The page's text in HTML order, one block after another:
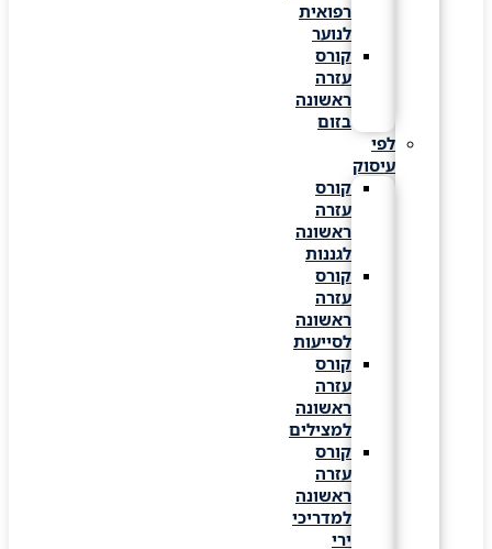
רפואית
לנוער
קורס
עזרה
ראשונה
לפי
עיסוק
קורס
עזרה
ראשונה
לגננות
קורס
עזרה
ראשונה
לסייעות
קורס
עזרה
ראשונה
למצילים
קורס
עזרה
ראשונה
למדריכי